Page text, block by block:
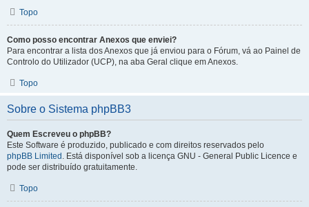
Topo
Como posso encontrar Anexos que enviei?
Para encontrar a lista dos Anexos que já enviou para o Fórum, vá ao Painel de
Controlo do Utilizador (UCP), na aba Geral clique em Anexos.
Topo
Sobre o Sistema phpBB3
Quem Escreveu o phpBB?
Este Software é produzido, publicado e com direitos reservados pelo
phpBB Limited . Está disponível sob a licença GNU - General Public Licence e
pode ser distribuído gratuitamente.
Topo